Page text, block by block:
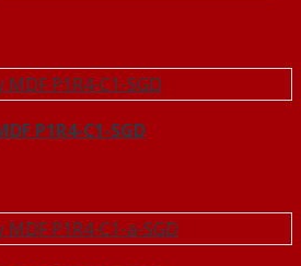
P1R4-C1-SGD